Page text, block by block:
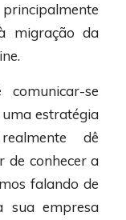
migração da
se
estratégia
dê
de conhecer a
falando de
sua empresa